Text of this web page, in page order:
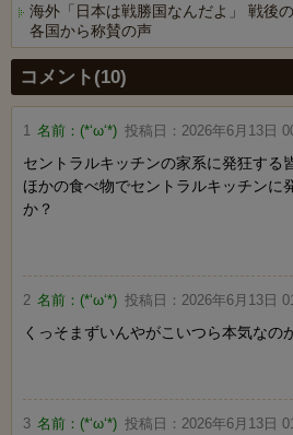
海外「日本は戦勝国なんだよ」 戦後
各国から称賛の声
Powered by livedoor 相互RSS
コメント(10)
1 名前： (*‘ω‘*) 投稿日： 2026年6月13日
セントラルキッチンの家系に発狂する
ほかの食べ物でセントラルキッチンに
か？
2 名前： (*‘ω‘*) 投稿日： 2026年6月13日
くっそまずいんやがこいつら本気なの
3 名前： (*‘ω‘*) 投稿日： 2026年6月13日